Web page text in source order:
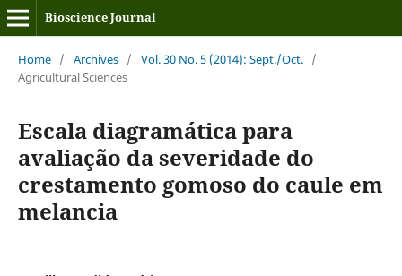
Bioscience Journal
Home / Archives / Vol. 30 No. 5 (2014): Sept./Oct. /
Agricultural Sciences
Escala diagramática para
avaliação da severidade do
crestamento gomoso do caule em
melancia